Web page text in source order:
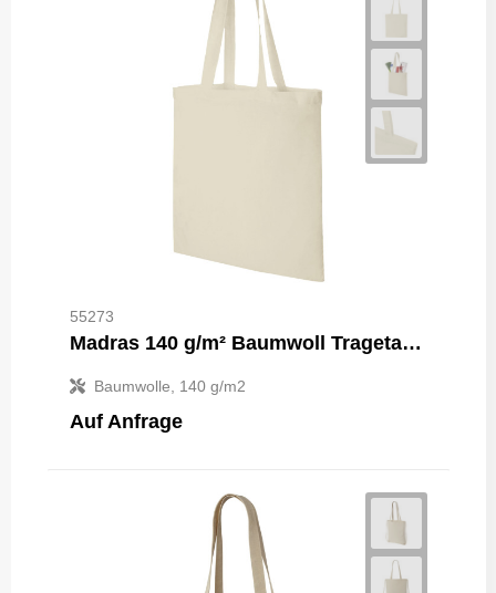
55273
Madras 140 g/m² Baumwoll Tragetasche 7L
Baumwolle, 140 g/m2
Auf Anfrage